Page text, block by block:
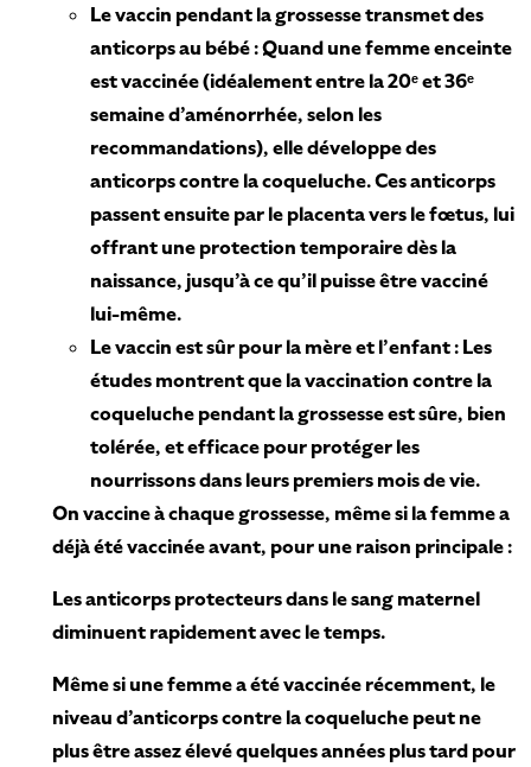
Le vaccin pendant la grossesse transmet des
anticorps au bébé : Quand une femme enceinte
est vaccinée (idéalement entre la 20ᵉ et 36ᵉ
semaine d’aménorrhée, selon les
recommandations), elle développe des
anticorps contre la coqueluche. Ces anticorps
passent ensuite par le placenta vers le fœtus, lui
offrant une protection temporaire dès la
naissance, jusqu’à ce qu’il puisse être vacciné
lui-même.
Le vaccin est sûr pour la mère et l’enfant : Les
études montrent que la vaccination contre la
coqueluche pendant la grossesse est sûre, bien
tolérée, et efficace pour protéger les
nourrissons dans leurs premiers mois de vie.
On vaccine à chaque grossesse, même si la femme a
déjà été vaccinée avant, pour une raison principale :
Les anticorps protecteurs dans le sang maternel
diminuent rapidement avec le temps.
Même si une femme a été vaccinée récemment, le
niveau d’anticorps contre la coqueluche peut ne
plus être assez élevé quelques années plus tard pour